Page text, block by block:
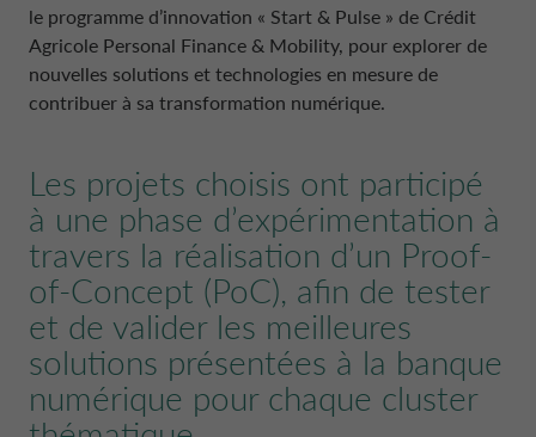
ROYAUME-UNI CA AUTO FINANCE
SUISSE CA AUTO FINANCE
le programme d’innovation « Start & Pulse » de Crédit
Agricole Personal Finance & Mobility, pour explorer de
nouvelles solutions et technologies en mesure de
contribuer à sa transformation numérique.
Les projets choisis ont participé
à une phase d’expérimentation à
travers la réalisation d’un Proof-
of-Concept (PoC), afin de tester
et de valider les meilleures
solutions présentées à la banque
numérique pour chaque cluster